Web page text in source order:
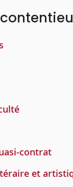
contrat
et